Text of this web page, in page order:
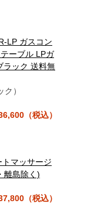
LP ガスコン
ーブル LPガ
ラック 送料無
）
（税込）
マッサージ
離島除く)
（税込）